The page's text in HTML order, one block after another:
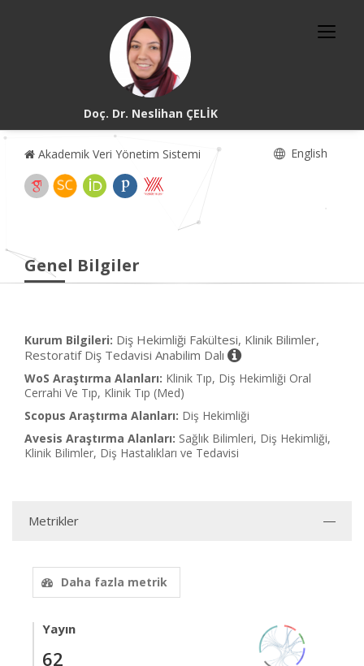
Doç. Dr. Neslihan ÇELİK
Akademik Veri Yönetim Sistemi English
Genel Bilgiler
Kurum Bilgileri: Diş Hekimliği Fakültesi, Klinik Bilimler,
Restoratif Diş Tedavisi Anabilim Dalı
WoS Araştırma Alanları: Klinik Tıp, Diş Hekimliği Oral
Cerrahi Ve Tıp, Klinik Tıp (Med)
Scopus Araştırma Alanları: Diş Hekimliği
Avesis Araştırma Alanları: Sağlık Bilimleri, Diş Hekimliği,
Klinik Bilimler, Diş Hastalıkları ve Tedavisi
Metrikler
Daha fazla metrik
Yayın
62